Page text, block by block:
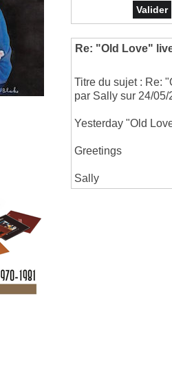
Re: "Old Love"
Titre du sujet : Re:
par Sally sur 24/
Yesterday "Old
Greetings
Sally